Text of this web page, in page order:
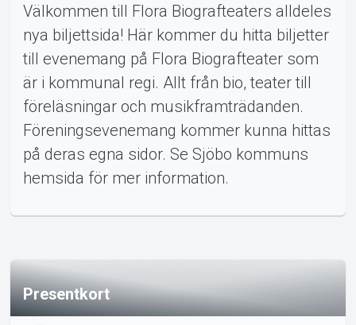
Support
Om Tickster
Välkommen till Flora Biografteaters alldeles
nya biljettsida! Här kommer du hitta biljetter
till evenemang på Flora Biografteater som
är i kommunal regi. Allt från bio, teater till
föreläsningar och musikframträdanden.
Föreningsevenemang kommer kunna hittas
på deras egna sidor. Se Sjöbo kommuns
hemsida för mer information.
Presentkort